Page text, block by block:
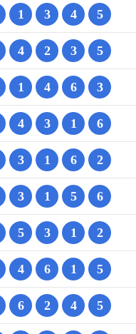
1 3 4 5
4 2 3 5
1 4 6 3
4 3 1 6
3 1 6 2
3 1 5 6
5 3 1 2
4 6 1 5
6 2 4 5